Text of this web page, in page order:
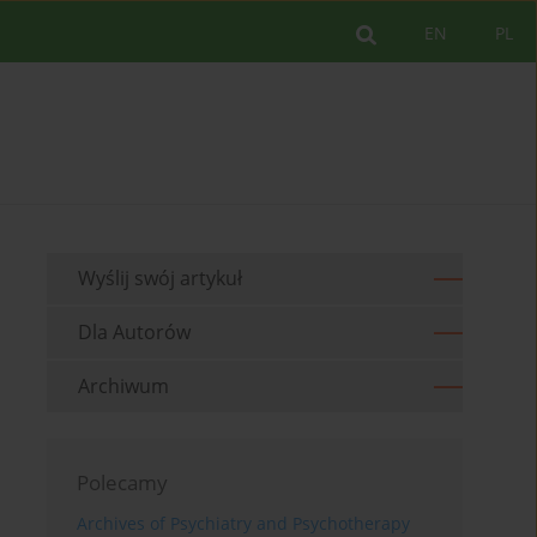
PL
EN
Wyślij swój artykuł
Dla Autorów
Archiwum
Polecamy
Archives of Psychiatry and Psychotherapy